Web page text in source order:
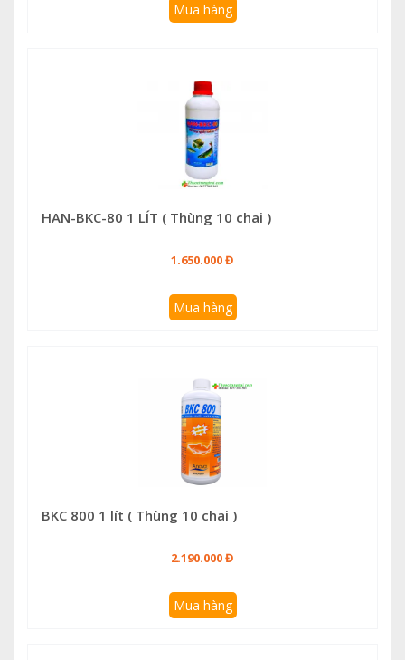
Mua hàng
HAN-BKC-80 1 LÍT ( Thùng 10 chai )
1.650.000 Đ
Mua hàng
BKC 800 1 lít ( Thùng 10 chai )
2.190.000 Đ
Mua hàng